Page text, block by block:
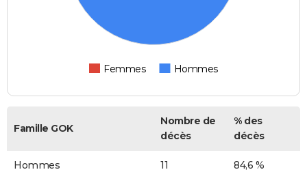
Femmes Hommes
Famille GOK
Nombre de
décès
% des
décès
Hommes 11 84,6 %